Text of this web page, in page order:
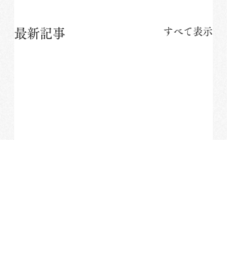
最新記事 すべて表示